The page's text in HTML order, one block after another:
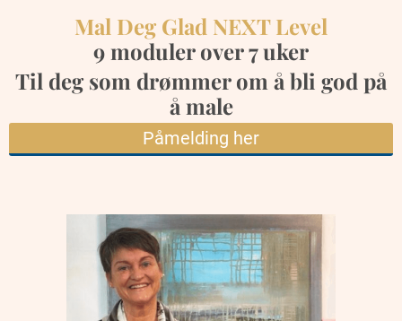
Mal Deg Glad NEXT Level
9 moduler over 7 uker
Til deg som drømmer om å bli god på
å male
Påmelding her